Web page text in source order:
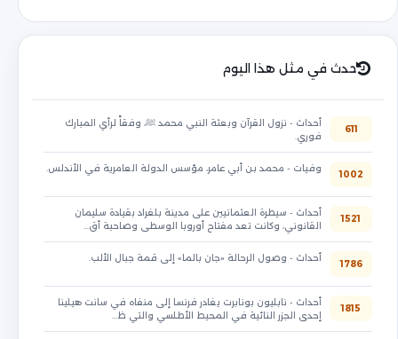
حدث في مثل هذا اليوم
611
أحداث - نزول القرآن وبعثة النبي محمد ﷺ، وفقاً لرأي المبارك
فوري.
1002
وفيات - محمد بن أبي عامر، مؤسس الدولة العامرية في الأندلس.
1521
أحداث - سيطرة العثمانيين على مدينة بلغراد بقيادة سليمان
القانوني، وكانت تعد مفتاح أوروبا الوسطى وصاحبة أق…
1786
أحداث - وصول الرحالة «جان بالما» إلى قمة جبال الألب.
1815
أحداث - نابليون بونابرت يغادر فرنسا إلى منفاه في سانت هيلينا
إحدى الجزر النائية في المحيط الأطلسي والتي ظ…